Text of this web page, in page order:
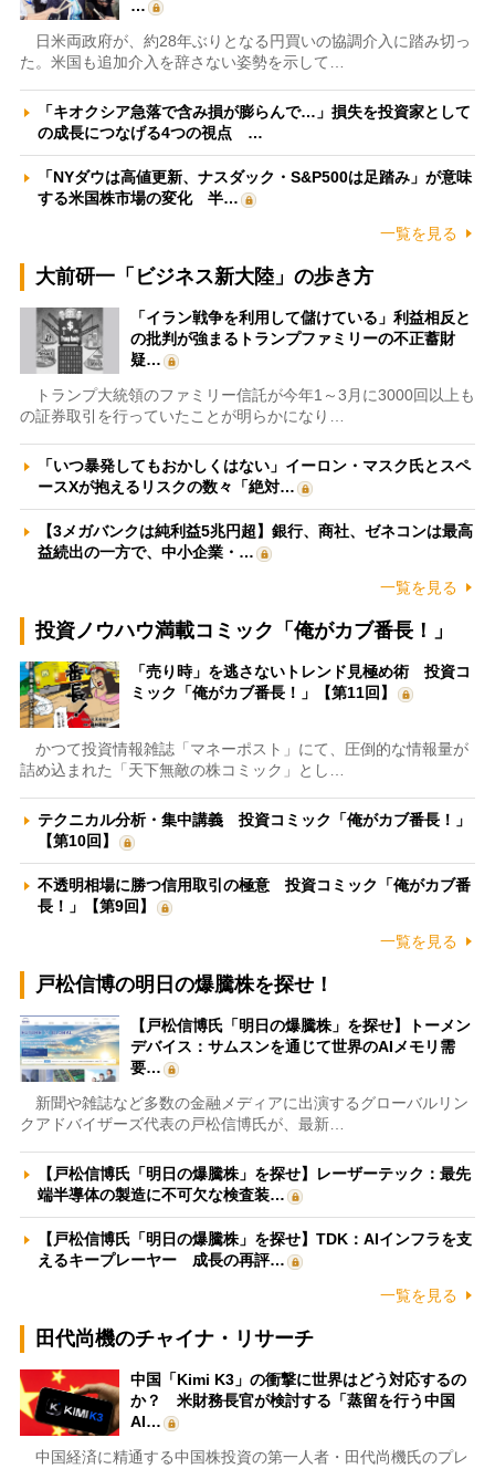
…
日米両政府が、約28年ぶりとなる円買いの協調介入に踏み切っ
た。米国も追加介入を辞さない姿勢を示して…
「キオクシア急落で含み損が膨らんで…」損失を投資家として
の成長につなげる4つの視点 …
「NYダウは高値更新、ナスダック・S&P500は足踏み」が意味
する米国株市場の変化 半…
一覧を見る
大前研一「ビジネス新大陸」の歩き方
「イラン戦争を利用して儲けている」利益相反と
の批判が強まるトランプファミリーの不正蓄財
疑…
トランプ大統領のファミリー信託が今年1～3月に3000回以上も
の証券取引を行っていたことが明らかになり…
「いつ暴発してもおかしくはない」イーロン・マスク氏とスペ
ースXが抱えるリスクの数々「絶対…
【3メガバンクは純利益5兆円超】銀行、商社、ゼネコンは最高
益続出の一方で、中小企業・…
一覧を見る
投資ノウハウ満載コミック「俺がカブ番長！」
「売り時」を逃さないトレンド見極め術 投資コ
ミック「俺がカブ番長！」【第11回】
かつて投資情報雑誌「マネーポスト」にて、圧倒的な情報量が
詰め込まれた「天下無敵の株コミック」とし…
テクニカル分析・集中講義 投資コミック「俺がカブ番長！」
【第10回】
不透明相場に勝つ信用取引の極意 投資コミック「俺がカブ番
長！」【第9回】
一覧を見る
戸松信博の明日の爆騰株を探せ！
【戸松信博氏「明日の爆騰株」を探せ】トーメン
デバイス：サムスンを通じて世界のAIメモリ需
要…
新聞や雑誌など多数の金融メディアに出演するグローバルリン
クアドバイザーズ代表の戸松信博氏が、最新…
【戸松信博氏「明日の爆騰株」を探せ】レーザーテック：最先
端半導体の製造に不可欠な検査装…
【戸松信博氏「明日の爆騰株」を探せ】TDK：AIインフラを支
えるキープレーヤー 成長の再評…
一覧を見る
田代尚機のチャイナ・リサーチ
中国「Kimi K3」の衝撃に世界はどう対応するの
か？ 米財務長官が検討する「蒸留を行う中国
AI…
中国経済に精通する中国株投資の第一人者・田代尚機氏のプレ